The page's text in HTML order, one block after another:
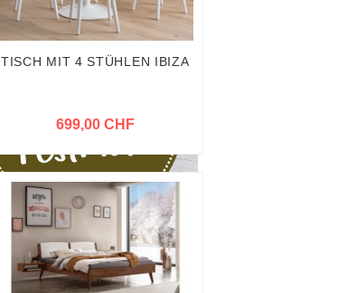
TISCH MIT 4 STÜHLEN IBIZA
699,00 CHF